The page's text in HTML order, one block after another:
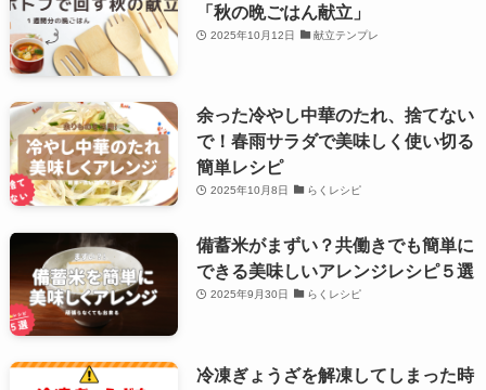
「秋の晩ごはん献立」
2025年10月12日 献立テンプレ
余った冷やし中華のたれ、捨てない
で！春雨サラダで美味しく使い切る
簡単レシピ
2025年10月8日 らくレシピ
備蓄米がまずい？共働きでも簡単に
できる美味しいアレンジレシピ５選
2025年9月30日 らくレシピ
冷凍ぎょうざを解凍してしまった時